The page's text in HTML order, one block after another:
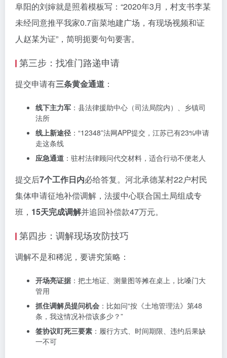
阜阳的刘婶就是照着模板写：“2020年3月，村支书李某
未经同意推平我家0.7亩菜地建广场，有现场视频和证
人赵某为证”，简明扼要句句要害。
第三步：找准门路递申请
提交申请有三条黄金通道 ：
线下主力军 ：县法律援助中心（司法局院内）、乡镇司
法所
线上新途径 ：“12348”法网APP提交，江苏已有23%申请
走这条线
应急通道 ：驻村法律顾问代交材料，适合行动不便老人
提交后7个工作日内必给答复。河北承德某村22户村民
集体申请征地补偿调解，法援中心联合国土局组成专
班， 15天完成调解并追回补偿款47万元。
第四步：调解现场攻防技巧
调解不是和稀泥，要讲究策略：
开场亮证据 ：把土地证、测量图等摊在桌上，比嗓门大
管用
抓住调解员提问机会 ：比如问“按《土地管理法》第48
条，我这情况补偿该多少？”
签协议盯死三要素 ：履行方式、时间期限、违约后果缺
一不可